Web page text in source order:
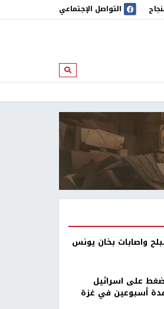
التواصل الإجتماعي
ابحث
واصابات بخان يونس
على اسرائيل
أسبوعين في غزة